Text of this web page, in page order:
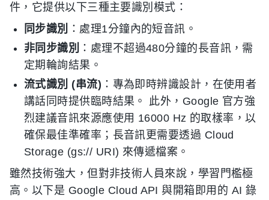
件，它提供以下三種主要識別模式：
同步識別
：處理1分鐘內的短音訊。
非同步識別 ：處理不超過480分鐘的長音訊，需
定期輪詢結果。
流式識別 (串流) ：專為即時辨識設計，在使用者
講話同時提供臨時結果。 此外，Google 官方強
烈建議音訊來源應使用 16000 Hz 的取樣率，以
確保最佳準確率；長音訊更需要透過 Cloud
Storage (gs:// URI) 來傳遞檔案。
雖然技術強大，但對非技術人員來說，學習門檻極
高。以下是 Google Cloud API 與開箱即用的 AI 錄